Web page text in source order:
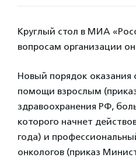
Круглый стол в МИА
вопросам организации
Новый порядок оказания
помощи взрослым
здравоохранения РФ,
которого начнет
года) и
онкологов (приказ